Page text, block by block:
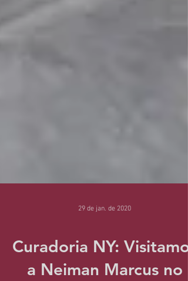
29 de jan. de 2020